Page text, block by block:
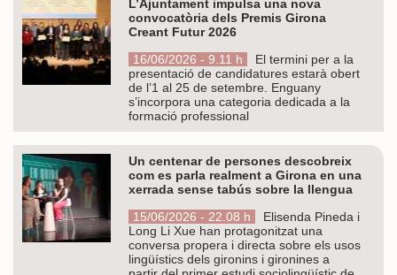
L’Ajuntament impulsa una nova
convocatòria dels Premis Girona
Creant Futur 2026
16/06/2026 - 9.11 h
El termini per a la
presentació de candidatures estarà obert
de l’1 al 25 de setembre. Enguany
s’incorpora una categoria dedicada a la
formació professional
Un centenar de persones descobreix
com es parla realment a Girona en una
xerrada sense tabús sobre la llengua
15/06/2026 - 22.08 h
Elisenda Pineda i
Long Li Xue han protagonitzat una
conversa propera i directa sobre els usos
lingüístics dels gironins i gironines a